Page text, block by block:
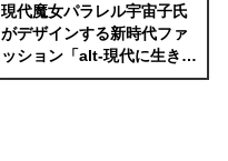
現代魔女パラレル宇宙子氏
がデザインする新時代ファ
ッション「alt-現代に生きる
魔女たちの戦闘服-」誕生。